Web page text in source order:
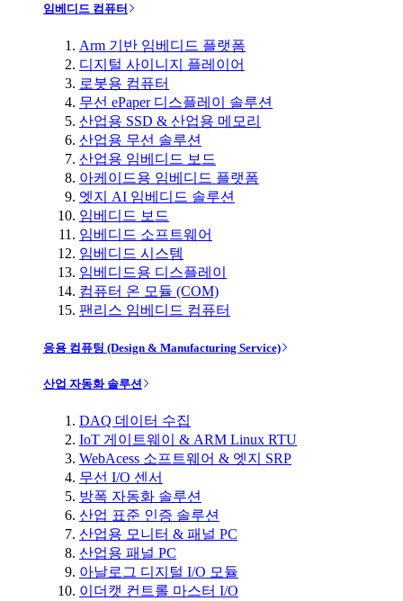
임베디드 컴퓨터
Arm 기반 임베디드 플랫폼
디지털 사이니지 플레이어
로봇용 컴퓨터
무선 ePaper 디스플레이 솔루션
산업용 SSD & 산업용 메모리
산업용 무선 솔루션
산업용 임베디드 보드
아케이드용 임베디드 플랫폼
엣지 AI 임베디드 솔루션
임베디드 보드
임베디드 소프트웨어
임베디드 시스템
임베디드용 디스플레이
컴퓨터 온 모듈 (COM)
팬리스 임베디드 컴퓨터
응용 컴퓨팅 (Design & Manufacturing Service)
산업 자동화 솔루션
DAQ 데이터 수집
IoT 게이트웨이 & ARM Linux RTU
WebAcess 소프트웨어 & 엣지 SRP
무선 I/O 센서
방폭 자동화 솔루션
산업 표준 인증 솔루션
산업용 모니터 & 패널 PC
산업용 패널 PC
아날로그 디지털 I/O 모듈
이더캣 컨트롤 마스터 I/O